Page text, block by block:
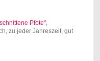
Pfote",
zu jeder Jahreszeit, gut